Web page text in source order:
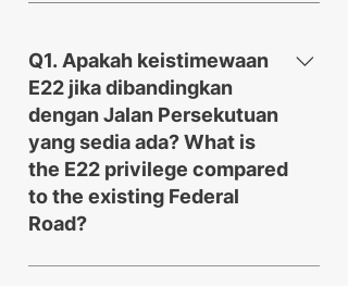
Q1. Apakah keistimewaan
E22 jika dibandingkan
dengan Jalan Persekutuan
yang sedia ada? What is
the E22 privilege compared
to the existing Federal
Road?
Terdapat banyak kelebihan dalam